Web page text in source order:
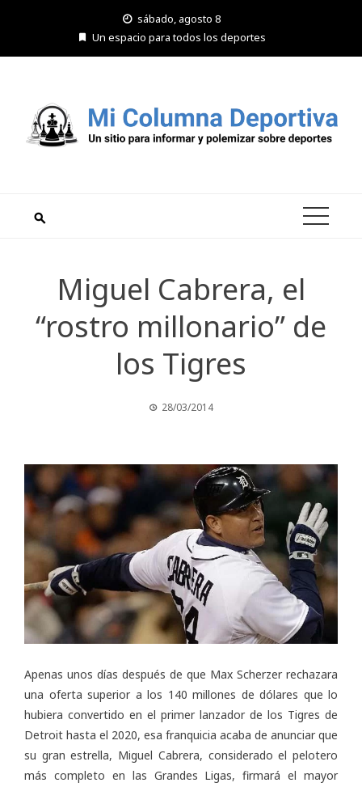
sábado, agosto 8
Un espacio para todos los deportes
Miguel Cabrera, el
“rostro millonario” de
los Tigres
28/03/2014
Apenas unos días después de que Max Scherzer rechazara
una oferta superior a los 140 millones de dólares que lo
hubiera convertido en el primer lanzador de los Tigres de
Detroit hasta el 2020, esa franquicia acaba de anunciar que
su gran estrella, Miguel Cabrera, considerado el pelotero
más completo en las Grandes Ligas, firmará el mayor